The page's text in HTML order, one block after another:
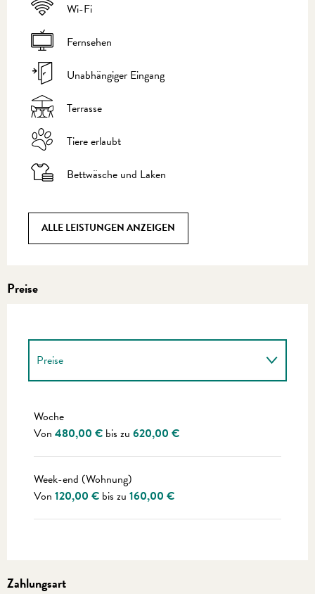
Wi-Fi
Fernsehen
Unabhängiger Eingang
Terrasse
Tiere erlaubt
Bettwäsche und Laken
ALLE LEISTUNGEN ANZEIGEN
Preise
Preise
Woche
Von 480,00 € bis zu 620,00 €
Week-end (Wohnung)
Von 120,00 € bis zu 160,00 €
Zahlungsart